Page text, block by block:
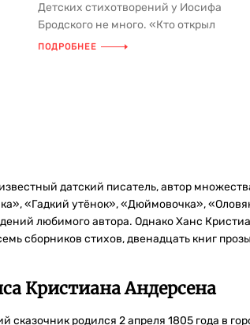
Детских стихотворений у Иосифа
Бродского не много. «Кто открыл
Америку» — одно из них. Строчка за ст...
ПОДРОБНЕЕ
датский писатель, автор
«Гадкий утёнок», «Дюймовочка»,
любимого автора. Однако Ханс
сборников стихов, двенадцать книг
Кристиана Андерсена
родился 2 апреля 1805 года в